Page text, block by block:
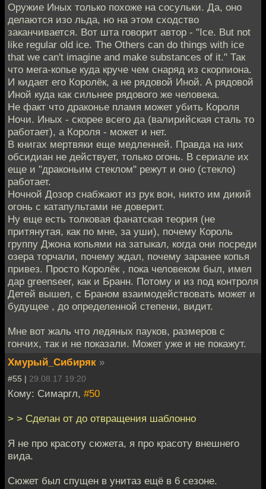
Оружие Иных только похоже на сосульки. Да, оно
делаются изо льда, но на этом сходство
заканчивается. Вот шта говорит автор - "Ice. But not
like regular old ice. The Others can do things with ice
that we can't imagine and make substances of it." Так
что мега-копье куда круче чем снаряд из скорпиона.
И кидает его Королёк, а не рядовой Иной. А рядовой
Иной куда как сильнее рядового же человека.
Не факт что драконье пламя может убить Короля
Ночи. Иных - скорее всего да (валирийская сталь то
работает), а Короля - может и нет.
В книгах мертвяки еще медленней. Правда на них
обсидиан не действует, только огонь. В сериале их
еще и "драконьим стеклом" режут и оно (стекло)
работает.
Ночной Дозор снабжают из рук вон, никто им дикий
огонь с катапультами не доверит.
Ну еще есть толковая фанатская теория (не
притянутая, как по мне, за уши), почему Король
группу Джона копьями на затыкал, когда они посреди
озера торчали, почему ждал, почему заранее копья
привез. Просто Королёк , пока человеком был, имел
дар greenseer, как и Бранн. Потому и из под контроля
Детей вышел, с Браном взаимодействовать может и
будущее , до определенной степени, видит.
Мне вот жаль что ледяных пауков, размеров с
гончих, так и не показали. Может уже и не покажут.
Хмурый_Сибиряк »
#55 | 29.08.17 19:20
Кому: Симаргл, #50
> > Сделан от до отвращения шаблонно
Я не про красоту сюжета, я про красоту внешнего
вида.
Сюжет был спущен в унитаз ещё в 6 сезоне.